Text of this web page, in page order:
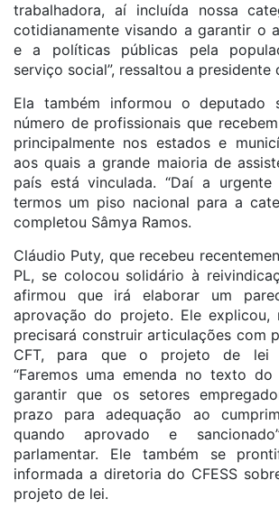
trabalhadora, aí incluída nossa
cotidianamente visando a garantir o
e a políticas públicas pela
serviço social”, ressaltou a presidente
Ela também informou o deputado
número de profissionais que
principalmente nos estados e
aos quais a grande maioria de
país está vinculada. “Daí a urgente
termos um piso nacional para a
completou Sâmya Ramos.
Cláudio Puty, que recebeu
PL, se colocou solidário à
afirmou que irá elaborar um
aprovação do projeto. Ele explicou,
precisará construir articulações com
CFT, para que o projeto de lei
“Faremos uma emenda no texto
garantir que os setores
prazo para adequação ao
quando aprovado e
parlamentar. Ele também se
informada a diretoria do CFESS
projeto de lei.